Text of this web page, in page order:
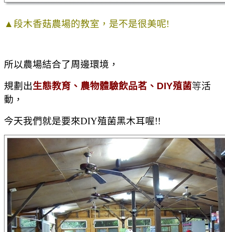
▲段木香菇農場的教室，是不是很美呢!
所以農場結合了周邊環境，
規劃出生態教育、農物體驗飲品茗、 DIY殖菌等活
動，
今天我們就是要來DIY殖菌黑木耳喔!!